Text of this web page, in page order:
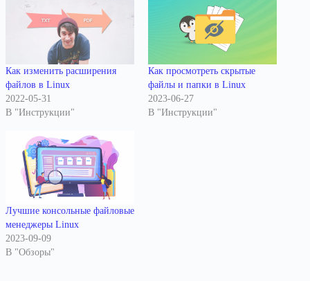
Как изменить расширения
файлов в Linux
2022-05-31
В "Инструкции"
Как просмотреть скрытые
файлы и папки в Linux
2023-06-27
В "Инструкции"
Лучшие консольные файловые
менеджеры Linux
2023-09-09
В "Обзоры"